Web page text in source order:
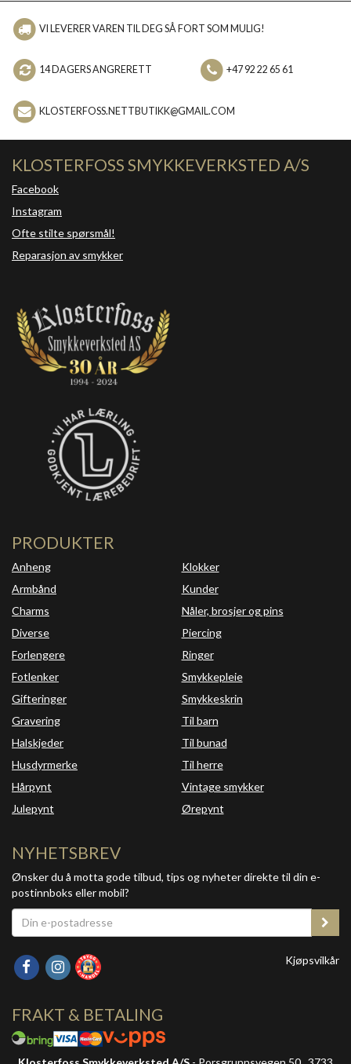
VI LEVERER VAREN TIL DEG SÅ FORT SOM MULIG!
14 DAGERS ANGRERETT +47 92 22 65 61
KLOSTERFOSS.NETTBUTIKK@GMAIL.COM
KLOSTERFOSS SMYKKEVERKSTED A/S
Facebook
Instagram
Ofte stilte spørsmål!
Reparasjon av smykker
PRODUKTER
Anheng
Armbånd
Charms
Diverse
Forlengere
Fotlenker
Gifteringer
Gravering
Halskjeder
Husdyrmerke
Hårpynt
Julepynt
Klokker
Kunder
Nåler, brosjer og pins
Piercing
Ringer
Smykkepleie
Smykkeskrin
Til barn
Til bunad
Til herre
Vintage smykker
Ørepynt
NYHETSBREV
Ønsker du å motta gode tilbud, tips og nyheter direkte til din e-
postinnboks eller mobil?
Kjøpsvilkår
FRAKT & BETALING